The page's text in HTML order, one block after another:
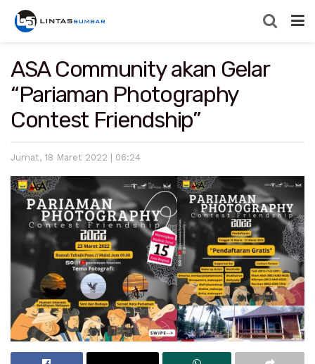
ASA Community akan Gelar
“Pariaman Photography
Contest Friendship”
Jumat, 18 Maret 2022 | 06:24